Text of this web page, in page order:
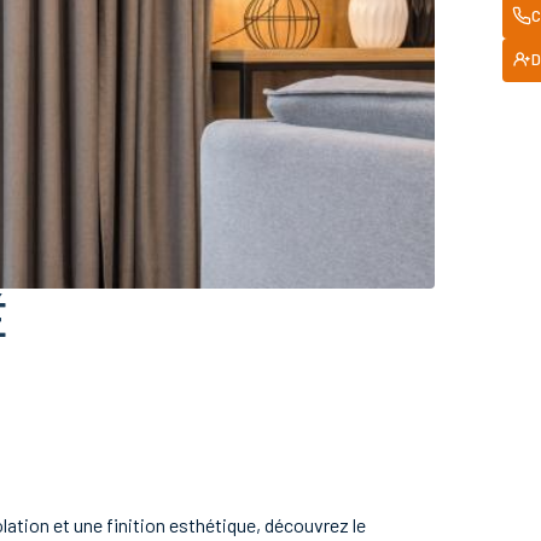
et une finition esthétique, découvrez le